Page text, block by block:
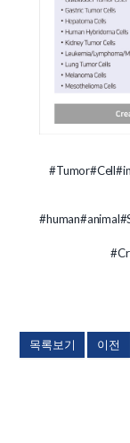
#Tumor#Cell
#human#animal
목록보기 이전